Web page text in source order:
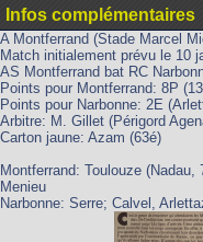
Infos complémentaires
A Montferrand (Stade Marcel
Match initialement prévu le 10
AS Montferrand bat RC
Points pour Montferrand: 8P
Points pour Narbonne: 2E
Arbitre: M. Gillet (Périgord
Carton jaune: Azam (63é)
Montferrand: Toulouze
Menieu
Narbonne: Serre; Calvel,